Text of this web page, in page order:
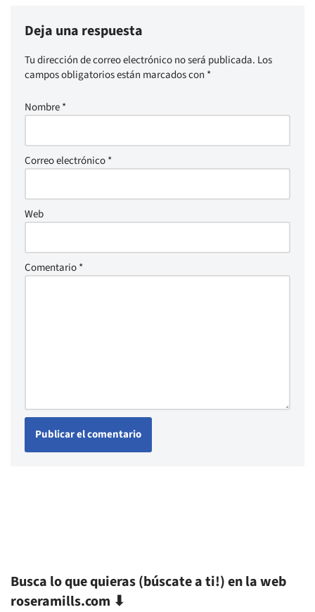
Deja una respuesta
Tu dirección de correo electrónico no será publicada. Los
campos obligatorios están marcados con *
Nombre*
Correo electrónico*
Web
Comentario*
Busca lo que quieras (búscate a ti!) en la web
roseramills.com ⬇